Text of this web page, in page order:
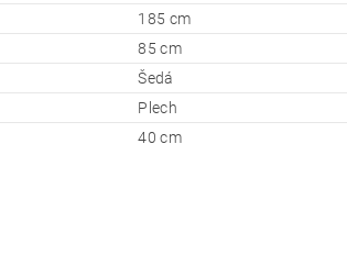
185 cm
85 cm
Šedá
Plech
40 cm